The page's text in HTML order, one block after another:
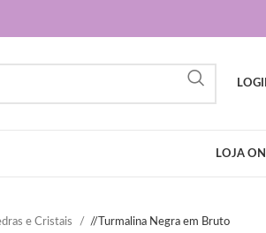
LOJA
e Cristais / Turmalina Negra em Bruto